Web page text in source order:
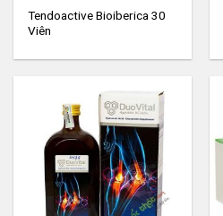
Tendoactive Bioiberica 30
Viên